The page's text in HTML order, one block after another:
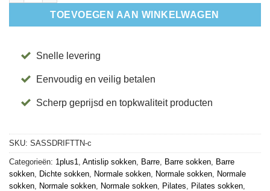
TOEVOEGEN AAN WINKELWAGEN
Snelle levering
Eenvoudig en veilig betalen
Scherp geprijsd en topkwaliteit producten
SKU: SASSDRIFTTN-c
Categorieën: 1plus1 Antislip sokken Barre Barre sokken
Barre
sokken
Dichte sokken Normale sokken Normale sokken
Normale
sokken
Normale sokken Normale sokken Pilates Pilates sokken